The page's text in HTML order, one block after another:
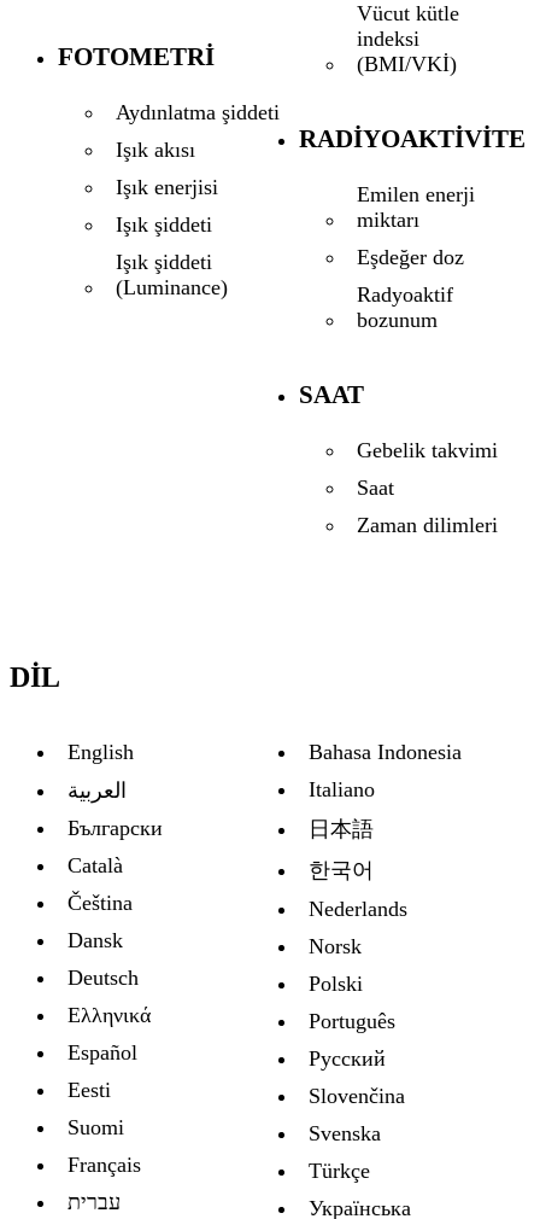
FOTOMETRI
Aydınlatma şiddeti
Işık akısı
Işık enerjisi
Işık şiddeti
Işık şiddeti
(Luminance)
Vücut kütle
indeksi
(BMI/VKİ)
RADIYOAKTIVITE
Emilen enerji
miktarı
Eşdeğer doz
Radyoaktif
bozunum
SAAT
Gebelik takvimi
Saat
Zaman dilimleri
DIL
English
العربية
Български
Català
Čeština
Dansk
Deutsch
Ελληνικά
Español
Eesti
Suomi
Français
עברית
Bahasa Indonesia
Italiano
日本語
한국어
Nederlands
Norsk
Polski
Português
Русский
Slovenčina
Svenska
Türkçe
Украïнська